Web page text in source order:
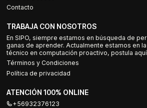
Contacto
TRABAJA CON NOSOTROS
En SIPO, siempre estamos en búsqueda de
ganas de aprender. Actualmente estamos en
técnico en computación proactivo, postula
Términos y Condiciones
Política de privacidad
ATENCIÓN 100% ONLINE
+56932376123